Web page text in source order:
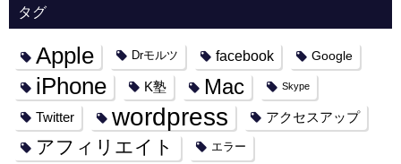
タグ
Apple Drモルツ facebook Google
iPhone K塾 Mac Skype
Twitter wordpress アクセスアップ
アフィリエイト エラー